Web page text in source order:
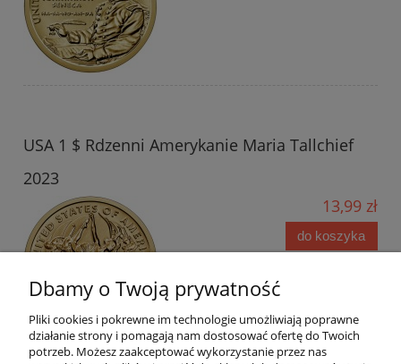
USA 1 $ Rdzenni Amerykanie Maria Tallchief
2023
13,99 zł
do koszyka
Dbamy o Twoją prywatność
Pliki cookies i pokrewne im technologie umożliwiają poprawne
działanie strony i pomagają nam dostosować ofertę do Twoich
potrzeb. Możesz zaakceptować wykorzystanie przez nas